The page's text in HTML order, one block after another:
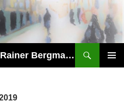
Figurative Malerei von Rainer Bergmann M.A.